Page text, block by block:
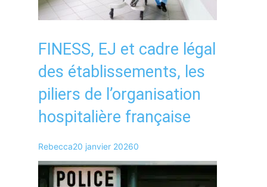
FINESS, EJ et cadre légal
des établissements, les
piliers de l’organisation
hospitalière française
Rebecca20 janvier 20260